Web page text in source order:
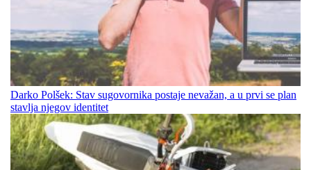
Darko Polšek: Stav sugovornika postaje nevažan, a u prvi se plan
stavlja njegov identitet